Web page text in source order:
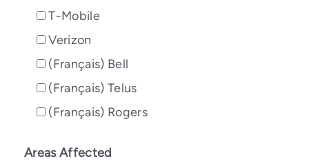
T-Mobile
Verizon
(Français) Bell
(Français) Telus
(Français) Rogers
Areas Affected